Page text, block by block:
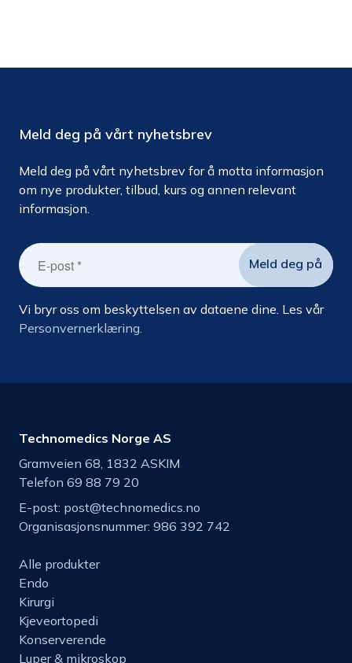
Meld deg på vårt nyhetsbrev
Meld deg på vårt nyhetsbrev for å motta informasjon
om nye produkter, tilbud, kurs og annen relevant
informasjon.
Vi bryr oss om beskyttelsen av dataene dine. Les vår
Personvernerklæring.
Technomedics Norge AS
Gramveien 68, 1832 ASKIM
Telefon 69 88 79 20
E-post: post@technomedics.no
Organisasjonsnummer: 986 392 742
Alle produkter
Endo
Kirurgi
Kjeveortopedi
Konserverende
Luper & mikroskop